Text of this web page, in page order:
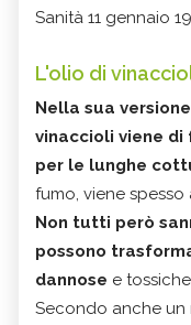
Sanità 11 gennaio
L'olio di
Nella sua
vinaccioli viene
per le lunghe
fumo, viene
Non tutti però
possono
dannose e
Secondo anche un